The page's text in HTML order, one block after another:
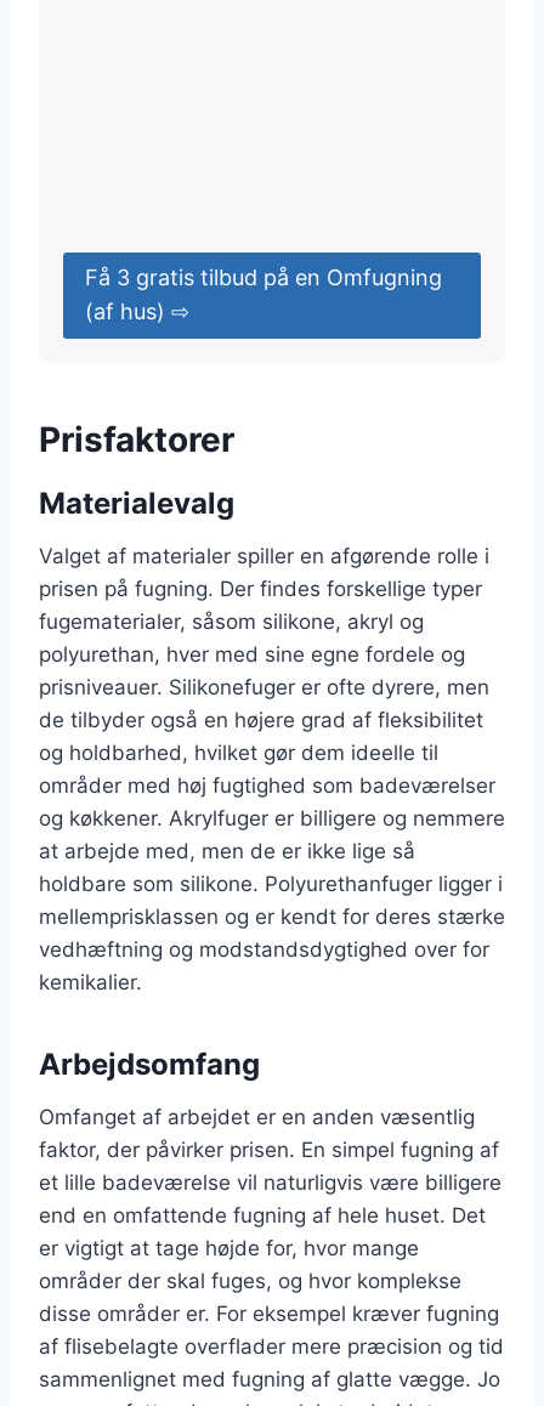
Få 3 gratis tilbud på en Omfugning
(af hus) ⇨
Prisfaktorer
Materialevalg
Valget af materialer spiller en afgørende rolle i
prisen på fugning. Der findes forskellige typer
fugematerialer, såsom silikone, akryl og
polyurethan, hver med sine egne fordele og
prisniveauer. Silikonefuger er ofte dyrere, men
de tilbyder også en højere grad af fleksibilitet
og holdbarhed, hvilket gør dem ideelle til
områder med høj fugtighed som badeværelser
og køkkener. Akrylfuger er billigere og nemmere
at arbejde med, men de er ikke lige så
holdbare som silikone. Polyurethanfuger ligger i
mellemprisklassen og er kendt for deres stærke
vedhæftning og modstandsdygtighed over for
kemikalier.
Arbejdsomfang
Omfanget af arbejdet er en anden væsentlig
faktor, der påvirker prisen. En simpel fugning af
et lille badeværelse vil naturligvis være billigere
end en omfattende fugning af hele huset. Det
er vigtigt at tage højde for, hvor mange
områder der skal fuges, og hvor komplekse
disse områder er. For eksempel kræver fugning
af flisebelagte overflader mere præcision og tid
sammenlignet med fugning af glatte vægge. Jo